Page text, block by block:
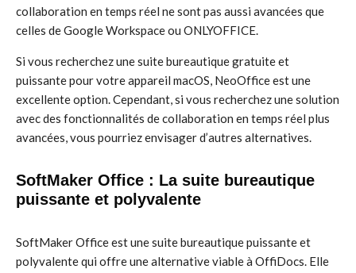
collaboration en temps réel ne sont pas aussi avancées que
celles de Google Workspace ou ONLYOFFICE.
Si vous recherchez une suite bureautique gratuite et
puissante pour votre appareil macOS, NeoOffice est une
excellente option. Cependant, si vous recherchez une solution
avec des fonctionnalités de collaboration en temps réel plus
avancées, vous pourriez envisager d’autres alternatives.
SoftMaker Office : La suite bureautique
puissante et polyvalente
SoftMaker Office est une suite bureautique puissante et
polyvalente qui offre une alternative viable à OffiDocs. Elle